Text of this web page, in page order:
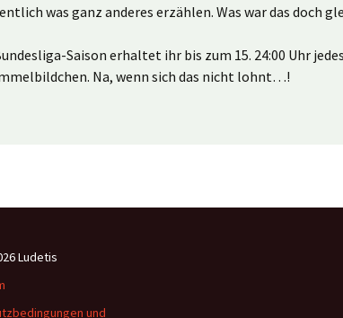
was ganz anderes erzählen. Was war das doch
Saison erhaltet ihr bis zum 15. 24:00 Uhr
Na, wenn sich das nicht lohnt…!
Ludetis
und